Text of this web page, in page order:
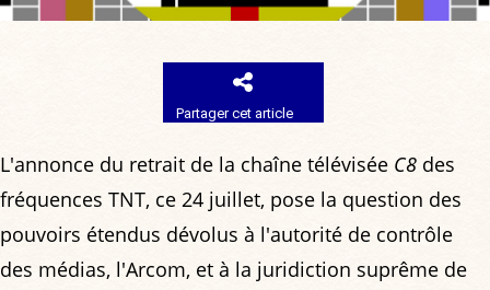
Partager cet article
L'annonce du retrait de la chaîne télévisée C8 des
fréquences TNT, ce 24 juillet, pose la question des
pouvoirs étendus dévolus à l'autorité de contrôle
des médias, l'Arcom, et à la juridiction suprême de